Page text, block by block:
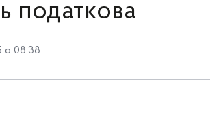
податкова
о 08:38